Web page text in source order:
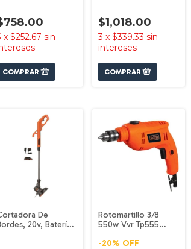
x $252.67 sin
$1,018.00
3 x $339.33 sin
intereses
De
20v, Batería
Rotomartillo 3/8
550w Vvr Tp555
-20% OFF